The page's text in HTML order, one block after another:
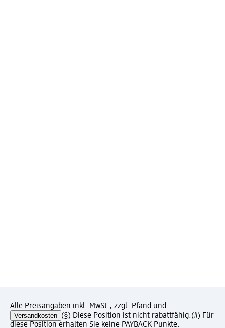
Alle Preisangaben inkl. MwSt., zzgl. Pfand und
Versandkosten (§) Diese Position ist nicht rabattfähig.(#) Für
diese Position erhalten Sie keine PAYBACK Punkte.